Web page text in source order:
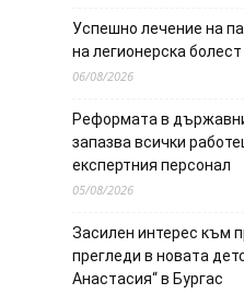
Успешно лечение на
на легионерска
06/08/2026
Реформата в
запазва всички
експертния персонал
05/08/2026
Засилен интерес към
прегледи в новата
Анастасия“ в Бургас